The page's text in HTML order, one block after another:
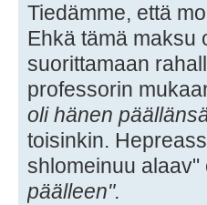
Tiedämme, että
Ehkä tämä maksu
suorittamaan
professorin
oli hänen
toisinkin.
shlomeinuu alaav"
päälleen".